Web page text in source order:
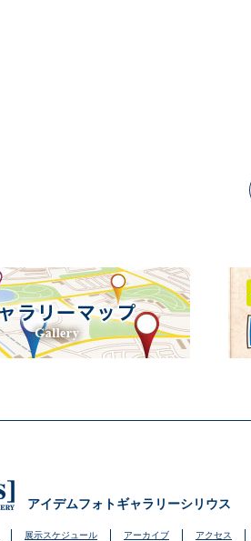
アイデムフォトギャラリーシリウス
展示スケジュール アーカイブ アクセス